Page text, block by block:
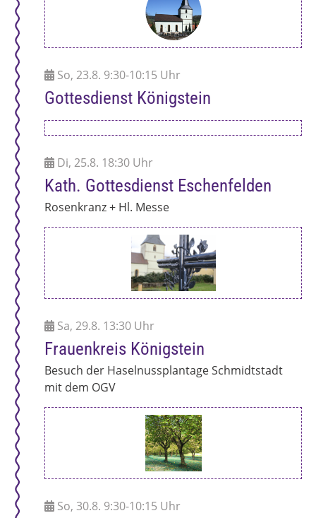
So, 23.8. 9:30-10:15 Uhr
Gottesdienst Königstein
Di, 25.8. 18:30 Uhr
Kath. Gottesdienst Eschenfelden
Rosenkranz + Hl. Messe
Sa, 29.8. 13:30 Uhr
Frauenkreis Königstein
Besuch der Haselnussplantage Schmidtstadt
mit dem OGV
So, 30.8. 9:30-10:15 Uhr